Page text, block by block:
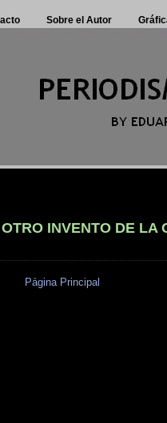
Sobre el Autor
INVENTO DE LA
Página Principal